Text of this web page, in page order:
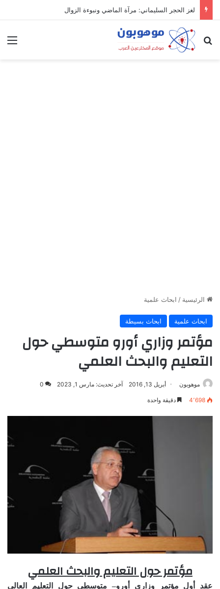
لغز الحجر السليماني: مرآة الماضي ونبوءة الزوال
بحث عن
الرئيسية / ابحاث علمية
ابحاث علمية ابحاث بسيطة
مؤتمر وزاري أورو متوسطي حول
التعليم والبحث العلمي
موهوبون أبريل 13, 2016 آخر تحديث: مارس 1, 2023 0
4٬698 دقيقة واحدة
مؤتمر حول التعليم والبحث العلمي
عقد أول مؤتمر وزاري أورو– متوسطي حول التعليم العالي